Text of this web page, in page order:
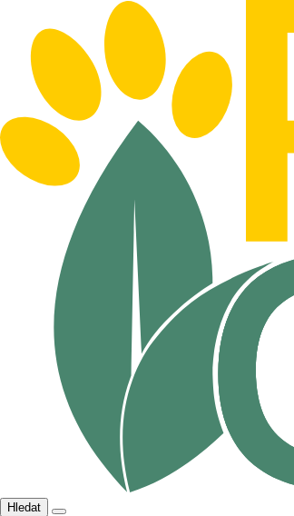
Hledat